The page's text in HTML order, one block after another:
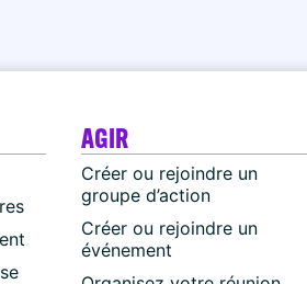
AGIR
Créer ou rejoindre un
groupe d’action
Créer ou rejoindre un
événement